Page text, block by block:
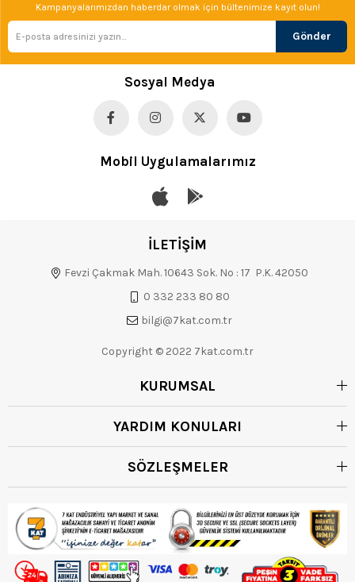
Kampanyalarımızdan haberdar olmak için bültenimize kayıt olun!
Gönder
Sosyal Medya
Mobil Uygulamalarımız
İLETİŞİM
Fevzi Çakmak Mah. 10643 Sok. No : 17 P.K. 42050
0 332 233 80 80
bilgi@7kat.com.tr
Copyright © 2022 7kat.com.tr
KURUMSAL
YARDIM KONULARI
SÖZLEŞMELER